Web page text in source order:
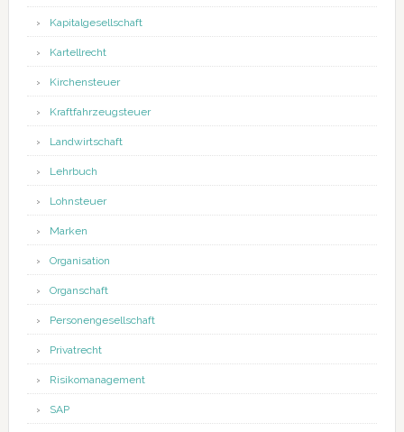
Kapitalgesellschaft
Kartellrecht
Kirchensteuer
Kraftfahrzeugsteuer
Landwirtschaft
Lehrbuch
Lohnsteuer
Marken
Organisation
Organschaft
Personengesellschaft
Privatrecht
Risikomanagement
SAP